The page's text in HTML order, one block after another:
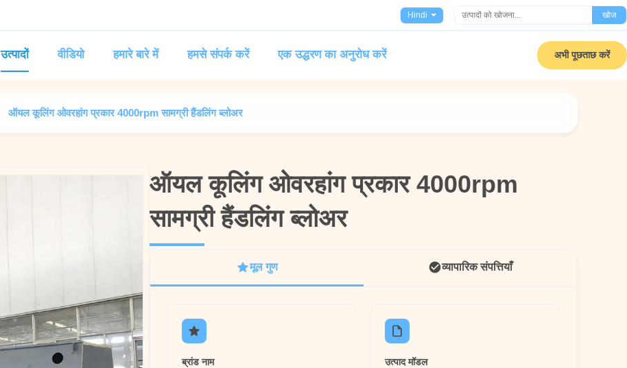
Hindi खोज
उत्पादों वीडियो हमारे बारे में हमसे संपर्क करें एक उद्धरण का अनुरोध करें अभी पूछताछ करें
ऑयल कूलिंग ओवरहांग प्रकार 4000rpm सामग्री हैंडलिंग ब्लोअर
ऑयल कूलिंग ओवरहांग प्रकार 4000rpm
सामग्री हैंडलिंग ब्लोअर
ऑयल कूलिंग ओवरहांग प्रकार 4000rpm
सामग्री हैंडलिंग ब्लोअर
मूल गुण व्यापारिक संपत्तियाँ
ब्रांड नाम उत्पाद मॉडल